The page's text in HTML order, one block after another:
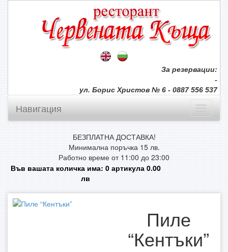
За резервации:
-
ул. Борис Христов № 6 - 0887 556 537
Навигация
БЕЗПЛАТНА ДОСТАВКА!
Минимална поръчка 15 лв.
Работно време от 11:00 до 23:00
Във вашата количка има:0артикула0.00
лв
Пиле
“Кентъки”